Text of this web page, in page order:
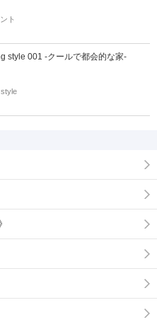
ト
style 001 -クールで都会的な家-
style